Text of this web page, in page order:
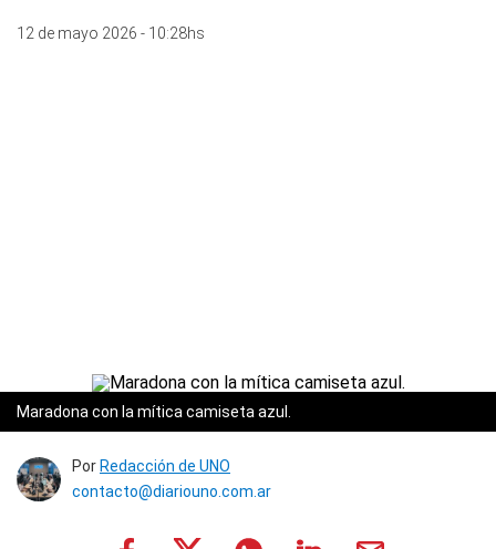
12 de mayo 2026 - 10:28hs
Maradona con la mítica camiseta azul.
Por Redacción de UNO
contacto@diariouno.com.ar